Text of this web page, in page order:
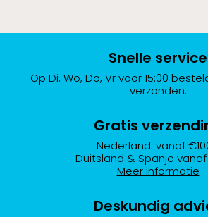
Snelle service
Op Di, Wo, Do, Vr voor 15:00
verzonden.
Gratis
Nederland: vanaf
Duitsland & Spanje vanaf
Meer informatie
Deskundig